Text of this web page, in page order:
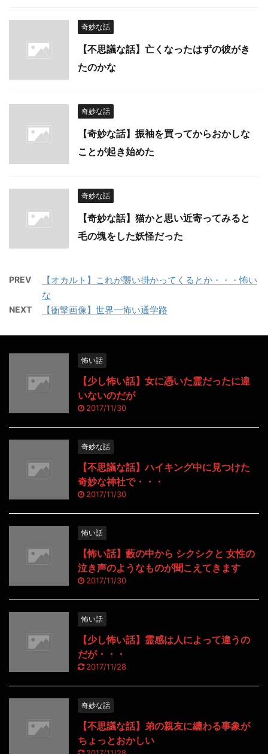
奇妙な話
【不思議な話】亡くなったはずの彼がき
たのかな
奇妙な話
【奇妙な話】振袖を買ってからおかしな
ことが起き始めた
奇妙な話
【奇妙な話】猫かと思い近寄ってみると
毛の塊をした妖怪だった
PREV
【オカルト】これが襲い掛かってくるとか・・・怖い
な
NEXT 【衝撃画像】世界一怖い通学路
怖い話
【少し怖い話】女に憑いた霊だったに違
いないのだが
2017/11/30
奇妙な話
【不思議な話】ハイキング中に見つけた
奇妙な神社で・・・
2017/11/30
怖い話
【怖い話】藪の中から シクシクと 女性の
泣き声のようなものが聞こえてきます
2017/11/30
怖い話
【少し怖い話】霊感は人によって違うの
だが・・・
2017/11/28
奇妙な話
【不思議な話】弟の親友に纏わる事象が
ちょっとおかしい